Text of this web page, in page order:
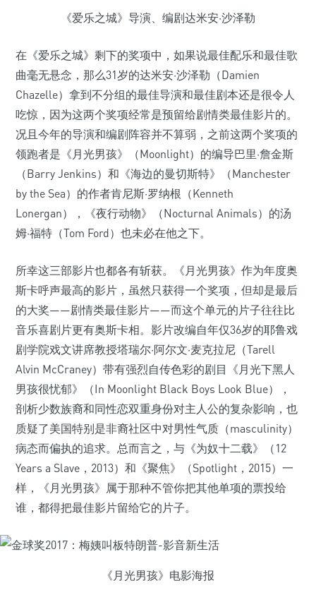
《爱乐之城》导演、编剧达米安·沙泽勒
在《爱乐之城》剩下的奖项中，如果说最佳配乐和最佳歌
曲毫无悬念，那么31岁的达米安·沙泽勒（Damien
Chazelle）拿到不分组的最佳导演和最佳剧本还是很令人
吃惊，因为这两个奖项经常是预留给剧情类最佳影片的。
况且今年的导演和编剧阵容并不算弱，之前这两个奖项的
领跑者是《月光男孩》（Moonlight）的编导巴里·詹金斯
（Barry Jenkins）和《海边的曼切斯特》（Manchester
by the Sea）的作者肯尼斯·罗纳根（Kenneth
Lonergan），《夜行动物》（Nocturnal Animals）的汤
姆·福特（Tom Ford）也未必在他之下。
所幸这三部影片也都各有斩获。《月光男孩》作为年度奥
斯卡呼声最高的影片，虽然只获得一个奖项，但却是最后
的大奖——剧情类最佳影片——而这个单元的片子往往比
音乐喜剧片更有奥斯卡相。影片改编自年仅36岁的耶鲁戏
剧学院戏文讲席教授塔瑞尔·阿尔文·麦克拉尼（Tarell
Alvin McCraney）带有强烈自传色彩的剧目《月光下黑人
男孩很忧郁》（In Moonlight Black Boys Look Blue），
剖析少数族裔和同性恋双重身份对主人公的复杂影响，也
质疑了美国特别是非裔社区中对男性气质（masculinity）
病态而偏执的追求。总而言之，与《为奴十二载》（12
Years a Slave，2013）和《聚焦》（Spotlight，2015）一
样，《月光男孩》属于那种不管你把其他单项的票投给
谁，都得把最佳影片留给它的片子。
《月光男孩》电影海报